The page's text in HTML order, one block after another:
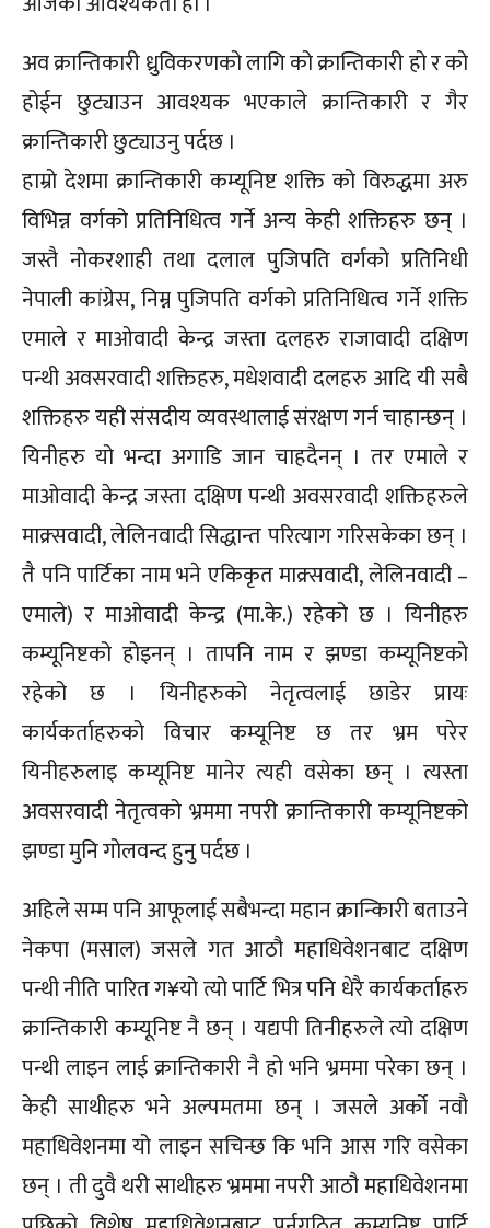
अव क्रान्तिकारी ध्रुविकरणको लागि को क्रान्तिकारी हो र को
होईन छुट्याउन आवश्यक भएकाले क्रान्तिकारी र गैर
क्रान्तिकारी छुट्याउनु पर्दछ ।
हाम्रो देशमा क्रान्तिकारी कम्यूनिष्ट शक्ति को विरुद्धमा अरु
विभिन्न वर्गको प्रतिनिधित्व गर्ने अन्य केही शक्तिहरु छन् ।
जस्तै नोकरशाही तथा दलाल पुजिपति वर्गको प्रतिनिधी
नेपाली कांग्रेस, निम्न पुजिपति वर्गको प्रतिनिधित्व गर्ने शक्ति
एमाले र माओवादी केन्द्र जस्ता दलहरु राजावादी दक्षिण
पन्थी अवसरवादी शक्तिहरु, मधेशवादी दलहरु आदि यी सबै
शक्तिहरु यही संसदीय व्यवस्थालाई संरक्षण गर्न चाहान्छन् ।
यिनीहरु यो भन्दा अगाडि जान चाहदैनन् । तर एमाले र
माओवादी केन्द्र जस्ता दक्षिण पन्थी अवसरवादी शक्तिहरुले
माक्र्सवादी, लेलिनवादी सिद्धान्त परित्याग गरिसकेका छन् ।
तै पनि पार्टिका नाम भने एकिकृत माक्र्सवादी, लेलिनवादी –
एमाले) र माओवादी केन्द्र (मा.के.) रहेको छ । यिनीहरु
कम्यूनिष्टको होइनन् । तापनि नाम र झण्डा कम्यूनिष्टको
रहेको छ । यिनीहरुको नेतृत्वलाई छाडेर प्रायः
कार्यकर्ताहरुको विचार कम्यूनिष्ट छ तर भ्रम परेर
यिनीहरुलाइ कम्यूनिष्ट मानेर त्यही वसेका छन् । त्यस्ता
अवसरवादी नेतृत्वको भ्रममा नपरी क्रान्तिकारी कम्यूनिष्टको
झण्डा मुनि गोलवन्द हुनु पर्दछ ।
अहिले सम्म पनि आफूलाई सबैभन्दा महान क्रान्किारी बताउने
नेकपा (मसाल) जसले गत आठौ महाधिवेशनबाट दक्षिण
पन्थी नीति पारित ग¥यो त्यो पार्टि भित्र पनि धेरै कार्यकर्ताहरु
क्रान्तिकारी कम्यूनिष्ट नै छन् । यद्यपी तिनीहरुले त्यो दक्षिण
पन्थी लाइन लाई क्रान्तिकारी नै हो भनि भ्रममा परेका छन् ।
केही साथीहरु भने अल्पमतमा छन् । जसले अर्को नवौ
महाधिवेशनमा यो लाइन सचिन्छ कि भनि आस गरि वसेका
छन् । ती दुवै थरी साथीहरु भ्रममा नपरी आठौ महाधिवेशनमा